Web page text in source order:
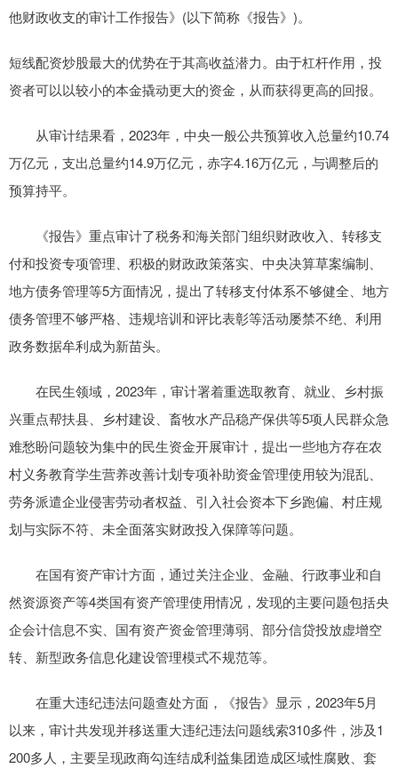
他财政收支的审计工作报告》(以下简称《报告》)。
短线配资炒股最大的优势在于其高收益潜力。由于杠杆作用，投
资者可以以较小的本金撬动更大的资金，从而获得更高的回报。
从审计结果看，2023年，中央一般公共预算收入总量约10.74
万亿元，支出总量约14.9万亿元，赤字4.16万亿元，与调整后的
预算持平。
《报告》重点审计了税务和海关部门组织财政收入、转移支
付和投资专项管理、积极的财政政策落实、中央决算草案编制、
地方债务管理等5方面情况，提出了转移支付体系不够健全、地方
债务管理不够严格、违规培训和评比表彰等活动屡禁不绝、利用
政务数据牟利成为新苗头。
在民生领域，2023年，审计署着重选取教育、就业、乡村振
兴重点帮扶县、乡村建设、畜牧水产品稳产保供等5项人民群众急
难愁盼问题较为集中的民生资金开展审计，提出一些地方存在农
村义务教育学生营养改善计划专项补助资金管理使用较为混乱、
劳务派遣企业侵害劳动者权益、引入社会资本下乡跑偏、村庄规
划与实际不符、未全面落实财政投入保障等问题。
在国有资产审计方面，通过关注企业、金融、行政事业和自
然资源资产等4类国有资产管理使用情况，发现的主要问题包括央
企会计信息不实、国有资产资金管理薄弱、部分信贷投放虚增空
转、新型政务信息化建设管理模式不规范等。
在重大违纪违法问题查处方面，《报告》显示，2023年5月
以来，审计共发现并移送重大违纪违法问题线索310多件，涉及1
200多人，主要呈现政商勾连结成利益集团造成区域性腐败、套